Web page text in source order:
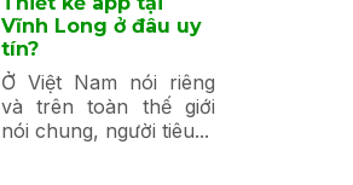
Vĩnh Long ở đâu uy
tín?
Ở Việt Nam nói riêng
và trên toàn thế giới
nói chung, người tiêu...